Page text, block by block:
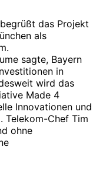
das Projekt
als
sagte, Bayern
in
wird das
Made 4
Innovationen und
Telekom-Chef Tim
ohne